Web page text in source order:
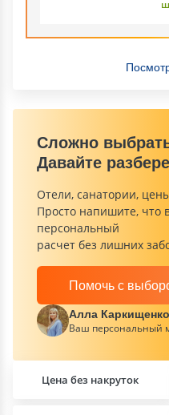
Сложно
Давайте
Отели, санатории,
Просто напишите, что
персональный
расчет без лишних
Помочь с
Алла Каркищенко
Ваш персональный
Цена без накруток